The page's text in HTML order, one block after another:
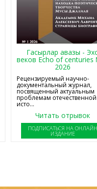
Гасырлар авазы -
веков Echo of
2026
Рецензируемый научно-
документальный журнал,
посвященный актуальным
проблемам отечественной
исто...
Читать отрывок
ПОДПИСАТЬСЯ НА
ИЗДАНИЕ